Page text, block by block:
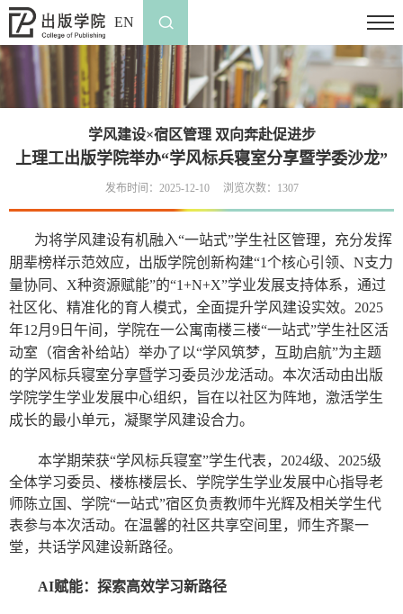
EN
学风建设×宿区管理 双向奔赴促进步
上理工出版学院举办“学风标兵寝室分享暨学委沙龙”
发布时间：2025-12-10 浏览次数： 1307
为将学风建设有机融入“一站式”学生社区管理，充分发挥
朋辈榜样示范效应，出版学院创新构建“1个核心引领、N支力
量协同、X种资源赋能”的“1+N+X”学业发展支持体系，通过
社区化、精准化的育人模式，全面提升学风建设实效。2025
年12月9日午间，学院在一公寓南楼三楼“一站式”学生社区活
动室（宿舍补给站）举办了以“学风筑梦，互助启航”为主题
的学风标兵寝室分享暨学习委员沙龙活动。本次活动由出版
学院学生学业发展中心组织，旨在以社区为阵地，激活学生
成长的最小单元，凝聚学风建设合力。
本学期荣获“学风标兵寝室”学生代表，2024级、2025级
全体学习委员、楼栋楼层长、学院学生学业发展中心指导老
师陈立国、学院“一站式”宿区负责教师牛光辉及相关学生代
表参与本次活动。在温馨的社区共享空间里，师生齐聚一
堂，共话学风建设新路径。
AI赋能：探索高效学习新路径